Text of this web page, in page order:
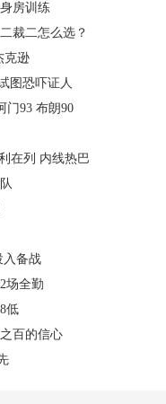
房训练
裁二怎么选？
克逊
图恐吓证人
门93 布朗90
在列 内线热巴
入备战
场全勤
低
百的信心